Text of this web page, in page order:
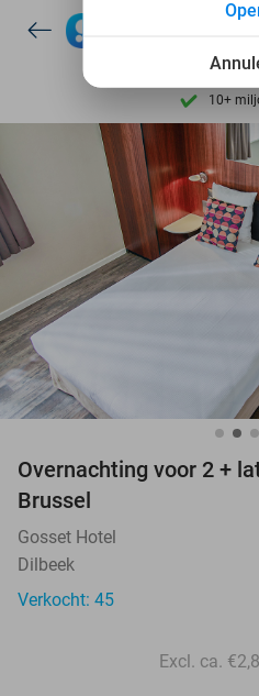
7 dagen per
10+
9,4
Ontdek
7 dagen per
10+
Overnachting voor 2 +
Brussel
Gosset Hotel
Dilbeek
Verkocht: 45
Excl. ca.